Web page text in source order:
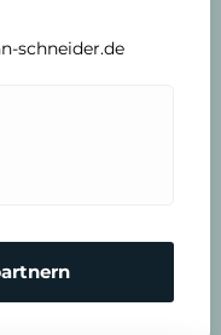
schneider.de